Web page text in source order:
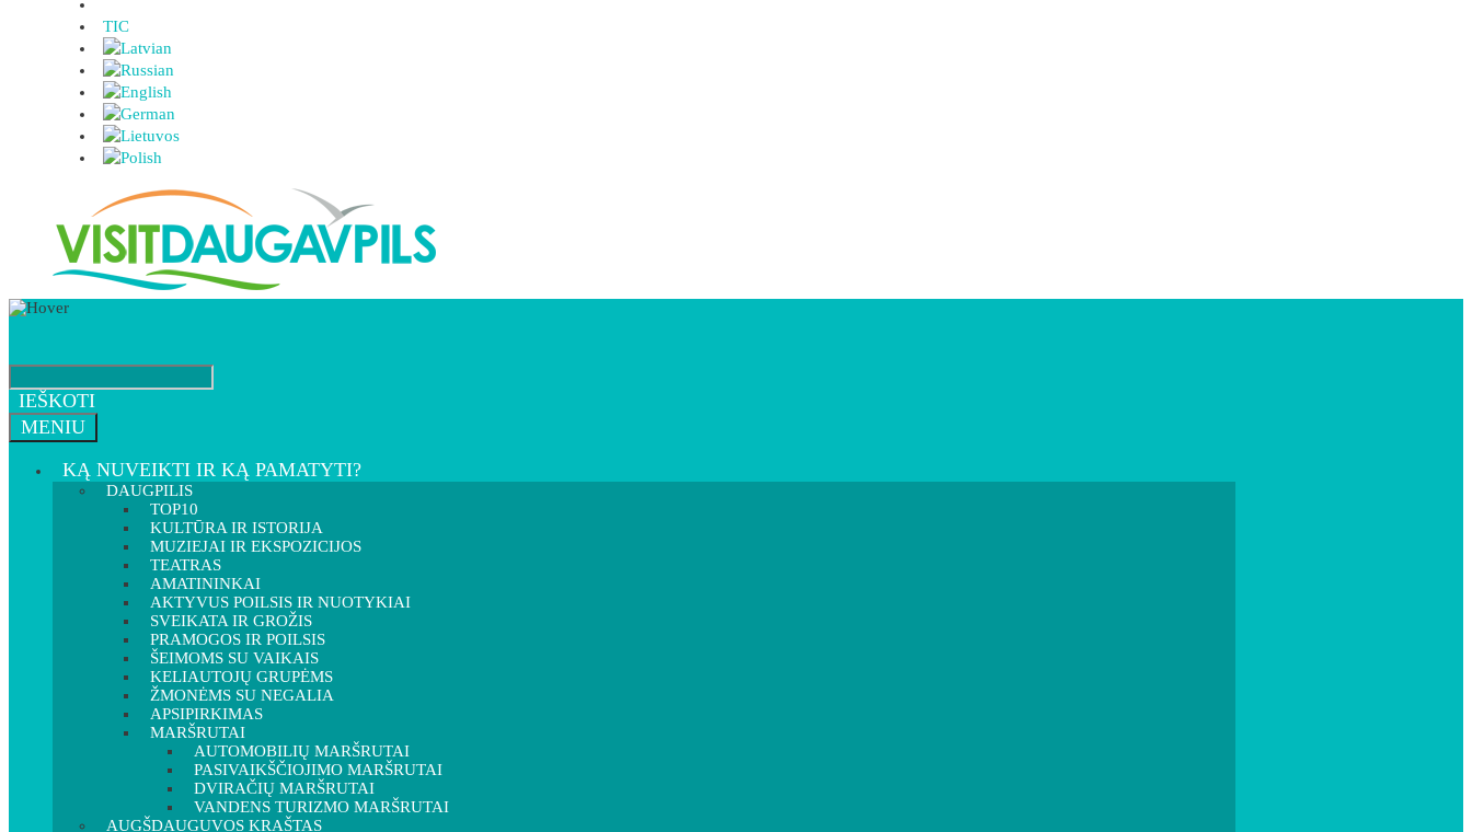
TIC
IEŠKOTI
MENIU
KĄ NUVEIKTI IR KĄ PAMATYTI?
DAUGPILIS
TOP10
KULTŪRA IR ISTORIJA
MUZIEJAI IR EKSPOZICIJOS
TEATRAS
AMATININKAI
AKTYVUS POILSIS IR NUOTYKIAI
SVEIKATA IR GROŽIS
PRAMOGOS IR POILSIS
ŠEIMOMS SU VAIKAIS
KELIAUTOJŲ GRUPĖMS
ŽMONĖMS SU NEGALIA
APSIPIRKIMAS
MARŠRUTAI
AUTOMOBILIŲ MARŠRUTAI
PASIVAIKŠČIOJIMO MARŠRUTAI
DVIRAČIŲ MARŠRUTAI
VANDENS TURIZMO MARŠRUTAI
AUGŠDAUGUVOS KRAŠTAS